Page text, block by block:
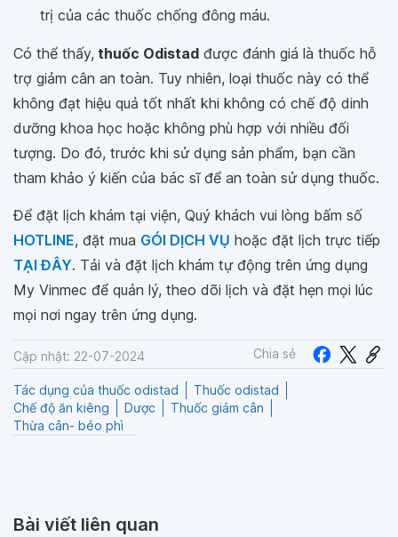
trị của các thuốc chống đông máu.
Có thể thấy, thuốc Odistad được đánh giá là thuốc hỗ
trợ giảm cân an toàn. Tuy nhiên, loại thuốc này có thể
không đạt hiệu quả tốt nhất khi không có chế độ dinh
dưỡng khoa học hoặc không phù hợp với nhiều đối
tượng. Do đó, trước khi sử dụng sản phẩm, bạn cần
tham khảo ý kiến của bác sĩ để an toàn sử dụng thuốc.
Để đặt lịch khám tại viện, Quý khách vui lòng bấm số
HOTLINE, đặt mua GÓI DỊCH VỤ hoặc đặt lịch trực tiếp
TẠI ĐÂY. Tải và đặt lịch khám tự động trên ứng dụng
My Vinmec để quản lý, theo dõi lịch và đặt hẹn mọi lúc
mọi nơi ngay trên ứng dụng.
Cập nhật: 22-07-2024 Chia sẻ
Tác dụng của thuốc odistad
Thuốc odistad
Chế độ ăn kiêng
Dược
Thuốc giảm cân
Thừa cân- béo phì
Bài viết liên quan